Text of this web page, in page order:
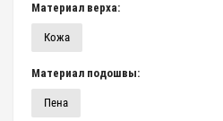
Материал верха:
Кожа
Материал подошвы:
Пена